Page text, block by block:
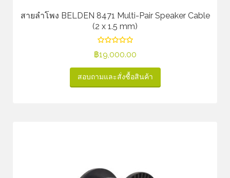
สายลำโพง BELDEN 8471 Multi-Pair Speaker Cable
(2 x 1.5 mm)
฿19,000.00
สอบถามและสั่งซื้อสินค้า